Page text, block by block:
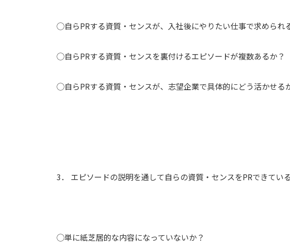
◯自らPRする資質・センスが、入社後にやりたい仕事で求められ
◯自らPRする資質・センスを裏付けるエピソードが複数あるか？
◯自らPRする資質・センスが、志望企業で具体的にどう活かせる
3． エピソードの説明を通して自らの資質・センスをPRできてい
◯単に紙芝居的な内容になっていないか？